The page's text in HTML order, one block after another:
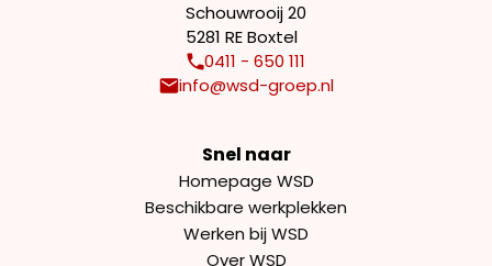
Schouwrooij 20
5281 RE Boxtel
0411 - 650 111
info@wsd-groep.nl
Snel naar
Homepage WSD
Beschikbare werkplekken
Werken bij WSD
Over WSD